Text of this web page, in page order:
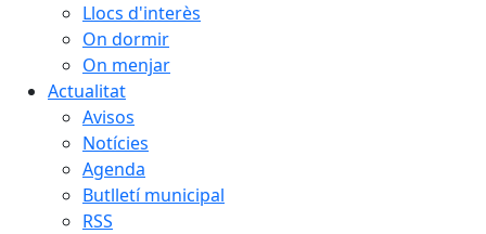
Llocs d'interès
On dormir
On menjar
Actualitat
Avisos
Notícies
Agenda
Butlletí municipal
RSS